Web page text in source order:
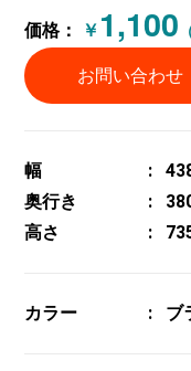
価格： ￥ 1,100
お問い合わせ
幅
奥行き
高さ
カラー ブ